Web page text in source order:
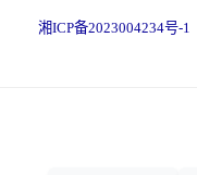
湘ICP备2023004234号-1